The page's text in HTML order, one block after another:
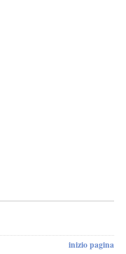
inizio pagina